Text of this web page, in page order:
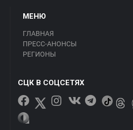
МЕНЮ
ГЛАВНАЯ
ПРЕСС-АНОНСЫ
РЕГИОНЫ
СЦК В СОЦСЕТЯХ